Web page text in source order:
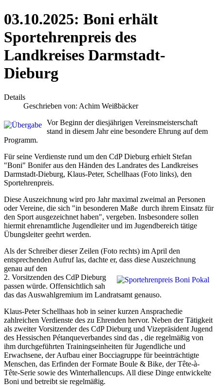
03.10.2025: Boni erhält
Sportehrenpreis des
Landkreises Darmstadt-
Dieburg
Details
Geschrieben von: Achim Weißbäcker
Vor Beginn der diesjährigen Vereinsmeisterschaft
stand in diesem Jahr eine besondere Ehrung auf dem
Programm.
Für seine Verdienste rund um den CdP Dieburg erhielt Stefan
"Boni" Bonifer aus den Händen des Landrates des Landkreises
Darmstadt-Dieburg, Klaus-Peter, Schellhaas (Foto links), den
Sportehrenpreis.
Diese Auszeichnung wird pro Jahr maximal zweimal an Personen
oder Vereine, die sich "in besonderen Maße durch ihrem Einsatz für
den Sport ausgezeichnet haben", vergeben. Insbesondere sollen
hiermit ehrenamtliche Jugendleiter und im Jugendbereich tätige
Übungsleiter geehrt werden.
Als der Schreiber dieser Zeilen (Foto rechts) im April den
entsprechenden Aufruf las, dachte er, dass diese Auszeichnung
genau auf den
2. Vorsitzenden des CdP Dieburg
passen würde. Offensichtlich sah
das das Auswahlgremium im Landratsamt genauso.
Klaus-Peter Schellhaas hob in seiner kurzen Ansprachedie
zahlreichen Verdienste des zu Ehrenden hervor. Neben der Tätigkeit
als zweiter Vorsitzender des CdP Dieburg und Vizepräsident Jugend
des Hessischen Pétanqueverbandes sind das , die regelmäßig von
ihm durchgeführten Trainingseinheiten für Jugendliche und
Erwachsene, der Aufbau einer Bocciagruppe für beeinträchtigte
Menschen, das Erfinden der Formate Boule & Bike, der Tête-à-
Tête-Serie sowie des Winterhallencups. All diese Dinge entwickelte
Boni und betreibt sie regelmäßig.